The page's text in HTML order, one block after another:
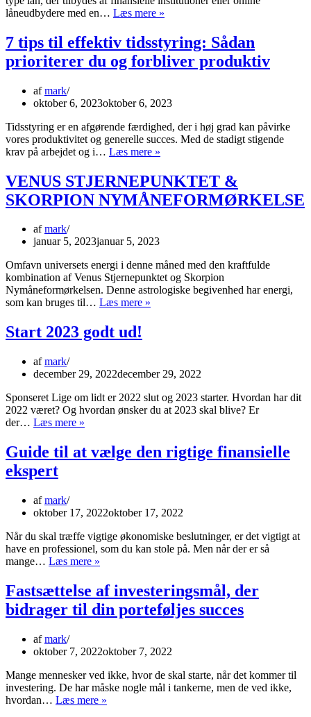
låneudbydere med en… Læs mere »
hurtig
lån
fungerer
7 tips til effektiv tidsstyring: Sådan
prioriterer du og forbliver produktiv
afmark
oktober 6, 2023oktober 6, 2023
Tidsstyring er en afgørende færdighed, der i høj grad kan påvirke
vores produktivitet og generelle succes. Med de stadigt stigende
krav på arbejdet og i… Læs mere »
til
effektiv
tidsstyring:
forbliver
produktiv
VENUS STJERNEPUNKTET &
SKORPION NYMÅNEFORMØRKELSE
afmark
januar 5, 2023januar 5, 2023
Omfavn universets energi i denne måned med den kraftfulde
kombination af Venus Stjernepunktet og Skorpion
Nymåneformørkelsen. Denne astrologiske begivenhed har energi,
som kan bruges til… Læs mere »
Start 2023 godt ud!
afmark
december 29, 2022december 29, 2022
Sponseret Lige om lidt er 2022 slut og 2023 starter. Hvordan har dit
2022 været? Og hvordan ønsker du at 2023 skal blive? Er
der… Læs mere »
godt
ud!
Guide til at vælge den rigtige finansielle
ekspert
afmark
oktober 17, 2022oktober 17, 2022
Når du skal træffe vigtige økonomiske beslutninger, er det vigtigt at
have en professionel, som du kan stole på. Men når der er så
mange… Læs mere »
at
vælge
den
ekspert
Fastsættelse af investeringsmål, der
bidrager til din porteføljes succes
afmark
oktober 7, 2022oktober 7, 2022
Mange mennesker ved ikke, hvor de skal starte, når det kommer til
investering. De har måske nogle mål i tankerne, men de ved ikke,
hvordan… Læs mere »